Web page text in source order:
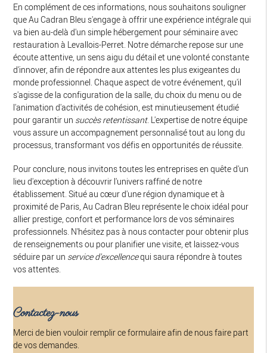
En complément de ces informations, nous souhaitons souligner
que Au Cadran Bleu s'engage à offrir une expérience intégrale qui
va bien au-delà d'un simple hébergement pour séminaire avec
restauration à Levallois-Perret. Notre démarche repose sur une
écoute attentive, un sens aigu du détail et une volonté constante
d'innover, afin de répondre aux attentes les plus exigeantes du
monde professionnel. Chaque aspect de votre événement, qu'il
s'agisse de la configuration de la salle, du choix du menu ou de
l'animation d'activités de cohésion, est minutieusement étudié
pour garantir un succès retentissant. L'expertise de notre équipe
vous assure un accompagnement personnalisé tout au long du
processus, transformant vos défis en opportunités de réussite.
Pour conclure, nous invitons toutes les entreprises en quête d'un
lieu d'exception à découvrir l'univers raffiné de notre
établissement. Situé au cœur d'une région dynamique et à
proximité de Paris, Au Cadran Bleu représente le choix idéal pour
allier prestige, confort et performance lors de vos séminaires
professionnels. N'hésitez pas à nous contacter pour obtenir plus
de renseignements ou pour planifier une visite, et laissez-vous
séduire par un service d'excellencequi saura répondre à toutes
vos attentes.
Contactez-nous
Merci de bien vouloir remplir ce formulaire afin de nous faire part
de vos demandes.